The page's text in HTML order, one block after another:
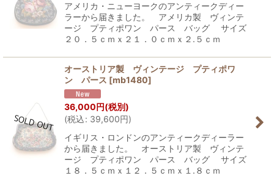
アメリカ・ニューヨークのアンティークディー
ラーから届きました。 アメリカ製 ヴィンテ
ージ プティポワン パース バッグ サイズ
２０．５ｃｍｘ２１．０ｃｍｘ２.５ｃｍ
オーストリア製 ヴィンテージ プティポワ
ン パース [mb1480]
36,000円(税別)
(税込: 39,600円)
イギリス・ロンドンのアンティークディーラー
から届きました。 オーストリア製 ヴィンテ
ージ プティポワン パース バッグ サイズ
１８．５ｃｍｘ１２．５ｃｍｘ１.８ｃｍ